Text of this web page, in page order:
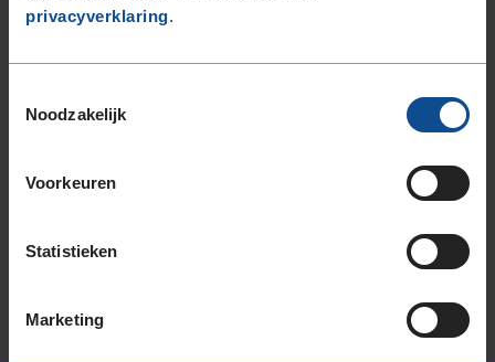
privacyverklaring.
Noodzakelijk
Voorkeuren
Statistieken
Marketing
18-inch banden
215/50R18 96W EXTRALOAD
225/40R18 92Y EXTRALOAD
225/45R18 91Y
225/50R18 95W